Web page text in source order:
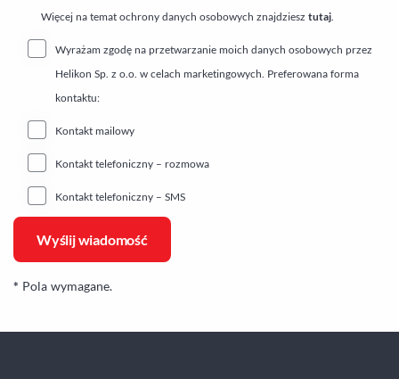
Więcej na temat ochrony danych osobowych znajdziesz tutaj.
Wyrażam zgodę na przetwarzanie moich danych osobowych przez
Helikon Sp. z o.o. w celach marketingowych. Preferowana forma
kontaktu:
Kontakt mailowy
Kontakt telefoniczny – rozmowa
Kontakt telefoniczny – SMS
* Pola wymagane.